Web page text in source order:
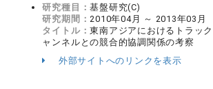
研究種目：基盤研究(C)
研究期間：2010年04月 ～ 2013年03月
タイトル：東南アジアにおけるトラッ
ャンネルとの競合的協調関係の考察
外部サイトへのリンクを表示